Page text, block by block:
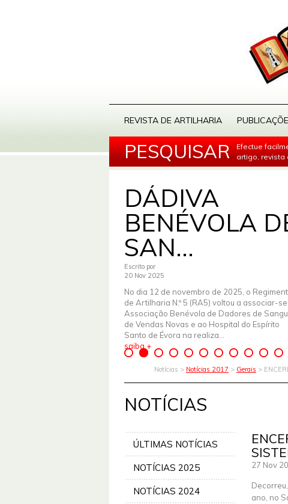
REVISTA DE ARTILHARIA
PESQUISAR
Efectue
artigo, revista
DÁDIVA
BENÉVOLA
SAN...
Escrito por
20 Nov 2025
No dia 12 de novembro de 2025, o
de Artilharia N.º 5 (RA5) voltou a associar-
Associação Benévola de Dadores de
de Vendas Novas e ao Hospital do Espírito
Santo de Évora na realiza...
saiba +
Notícias > Notícias 2017 > Gerais >
NOTÍCIAS
ÚLTIMAS NOTÍCIAS
NOTÍCIAS 2025
NOTÍCIAS 2024
27 Nov
ano, no